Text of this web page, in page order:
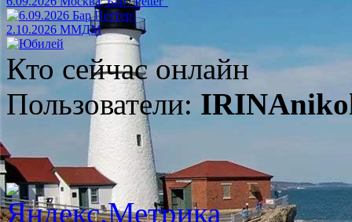
2.10.2026 ММДМ
Кто сейчас онлайн
Пользователи: